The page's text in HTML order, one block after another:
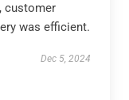
customer
was efficient.
Dec 5, 2024